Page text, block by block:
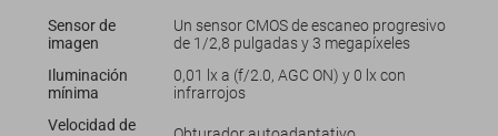
Sensor de
imagen
Un sensor CMOS de escaneo progresivo
de 1/2,8 pulgadas y 3 megapíxeles
Iluminación
mínima
0,01 lx a (f/2.0, AGC ON) y 0 lx con
infrarrojos
Velocidad de